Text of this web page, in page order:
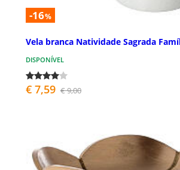
-16%
Vela branca Natividade Sagrada
DISPONÍVEL
€ 7,59 € 9,00